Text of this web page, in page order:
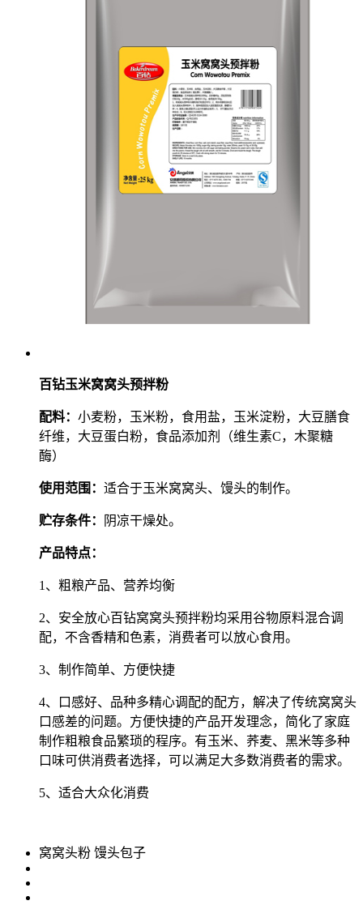
百钻玉米窝窝头预拌粉
配料： 小麦粉，玉米粉，食用盐，玉米淀粉，大豆膳食
纤维，大豆蛋白粉，食品添加剂（维生素C，木聚糖
酶）
使用范围： 适合于玉米窝窝头、馒头的制作。
贮存条件： 阴凉干燥处。
产品特点：
1、粗粮产品、营养均衡
2、安全放心百钻窝窝头预拌粉均采用谷物原料混合调
配，不含香精和色素，消费者可以放心食用。
3、制作简单、方便快捷
4、口感好、品种多精心调配的配方，解决了传统窝窝头
口感差的问题。方便快捷的产品开发理念，简化了家庭
制作粗粮食品繁琐的程序。有玉米、荞麦、黑米等多种
口味可供消费者选择，可以满足大多数消费者的需求。
5、适合大众化消费
窝窝头粉 馒头包子